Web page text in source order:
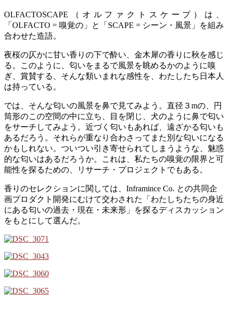
OLFACTOSCAPE（オルファクトスケープ）は、
「OLFACTO = 嗅覚の」と「SCAPE = シーン・風景」を組み
合わせた造語。
夜桜の仄かに甘い香りの下で酔い、金木犀の香りに秋を感じ
る。このように、匂いをまるで風景を眺めるかのように嗅
ぎ、賞賛する、そんな類いまれな感性を、わたしたち日本人
は持っている。
では、そんな匂いの風景を鼻で見てみよう。直径３mの、円
筒形のこの空間の中に立ち、目を閉じ、犬のように鼻で匂い
をサーチしてみよう。近づく匂いもあれば、遠ざかる匂いも
あるだろう。それらが重なり合わさってまた別な匂いになる
かもしれない。ついつい引き寄せられてしまうような、魅惑
的な匂いはあるだろうか。これは、私たちの嗅覚の限界と可
能性を探るための、リサーチ・プロジェクトでもある。
香りのセレクションに関しては、Inframince Co. との共同企
画プロダクト開発にむけて交わされた「わたしちたちの身近
にある匂いの過去・現在・未来形」を探るディスカッション
をもとにして選んだ。